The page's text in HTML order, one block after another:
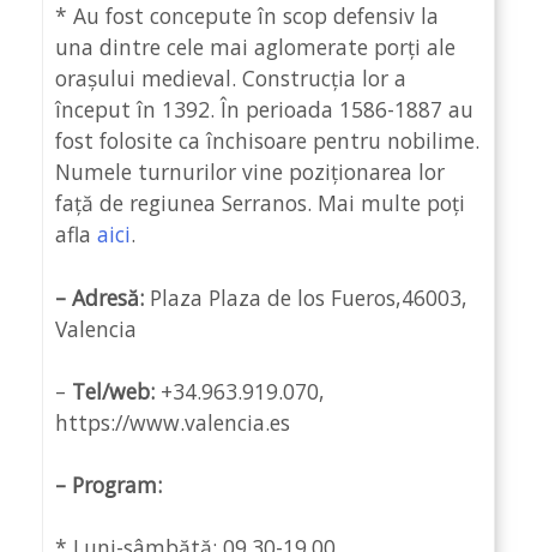
* Au fost concepute în scop defensiv la
una dintre cele mai aglomerate porți ale
orașului medieval. Construcția lor a
început în 1392. În perioada 1586-1887 au
fost folosite ca închisoare pentru nobilime.
Numele turnurilor vine poziționarea lor
față de regiunea Serranos. Mai multe poți
afla aici.
– Adresă: Plaza Plaza de los Fueros,46003,
Valencia
– Tel/web: +34.963.919.070,
https://www.valencia.es
– Program: